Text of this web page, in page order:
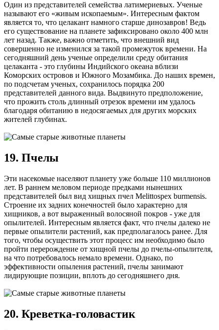
Один из представителей семейства латимериевых. Ученые
называют его «живым ископаемым». Интересным фактом
является то, что целакант намного старше динозавров! Ведь
его существование на планете зафиксировано около 400 млн
лет назад. Также, важно отметить, что внешний вид
совершенно не изменился за такой промежуток времени. На
сегодняшний день ученые определили среду обитания
целаканта - это глубины Индийского океана вблизи
Коморских островов и Южного Мозамбика. До наших времен,
по подсчетам ученых, сохранилось порядка 200
представителей данного вида. Выдвинуто предположение,
что прожить столь длинный отрезок времени им удалось
благодаря обитанию в недосягаемых для других морских
жителей глубинах.
19. Пчелы
Эти насекомые населяют планету уже больше 110 миллионов
лет. В раннем меловом периоде предками нынешних
представителей был вид хищных пчел Melittospex burmensis.
Строение их задних конечностей было характерно для
хищников, а вот выраженный волосяной покров - уже для
опылителей. Интересным является факт, что пчелы далеко не
первые опылители растений, как предполагалось ранее. Для
того, чтобы осуществить этот процесс им необходимо было
пройти перерождение от хищной пчелы до пчелы-опылителя,
на что потребовалось немало времени. Однако, по
эффективности опыления растений, пчелы занимают
лидирующие позиции, вплоть до сегодняшнего дня.
20. Креветка-головастик